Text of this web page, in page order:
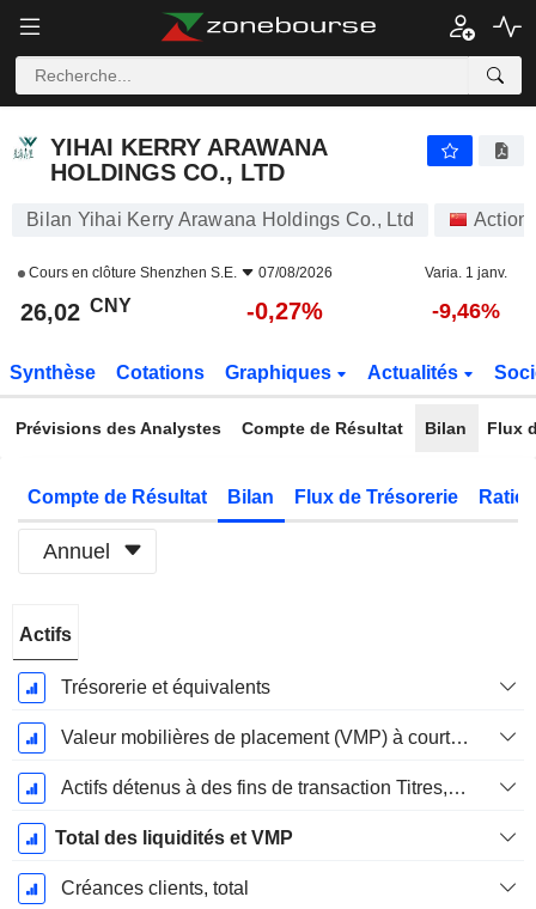
YIHAI KERRY ARAWANA
HOLDINGS CO., LTD
Bilan Yihai Kerry Arawana Holdings Co., Ltd
Cours en clôture Shenzhen S.E. 07/08/2026 Varia. 1 janv.
26,02 CNY -0,27% -9,46%
Synthèse Cotations Graphiques Actualités
Prévisions des Analystes Compte de Résultat Bilan Flux
Compte de Résultat Bilan Flux de Trésorerie
Annuel
Fiscale:
Décembre
Actifs
Trésorerie et équivalents
Valeur mobilières de placement (VMP) à court terme
Actifs détenus à des fins de transaction Titres, totalActifs détenus à des fins de transactions (Trading), Total.
Total des liquidités et VMP
Créances clients, total